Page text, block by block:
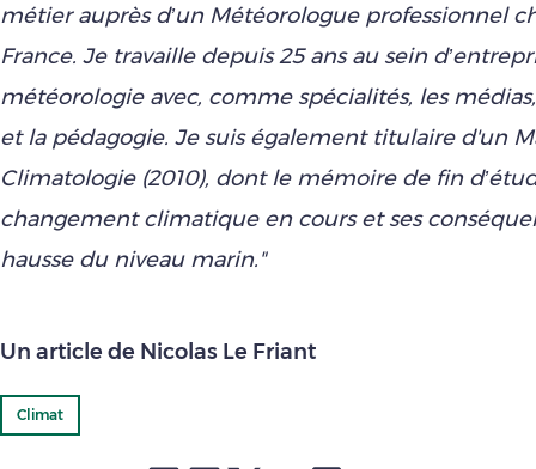
métier auprès d’un Météorologue professionnel
France. Je travaille depuis 25 ans au sein
météorologie avec, comme spécialités, les
et la pédagogie. Je suis également titulaire d'un
Climatologie (2010), dont le mémoire de fin
changement climatique en cours et ses
hausse du niveau marin."
Un article de Nicolas Le Friant
Climat